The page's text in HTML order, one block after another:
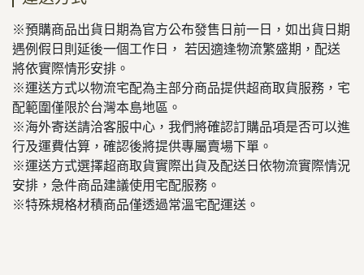
※預購商品出貨日期為官方公布發售日前一日，如出貨日期
遇例假日則延後一個工作日， 若因適逢物流繁盛期，配送
將依實際情形安排。
※運送方式以物流宅配為主部分商品提供超商取貨服務，宅
配範圍僅限於台灣本島地區。
※海外寄送請洽客服中心，我們將確認訂購品項是否可以進
行及運費估算，確認後將提供專屬賣場下單。
※運送方式選擇超商取貨實際出貨及配送日依物流實際情況
安排，急件商品建議使用宅配服務。
※特殊規格材積商品僅透過常溫宅配運送。